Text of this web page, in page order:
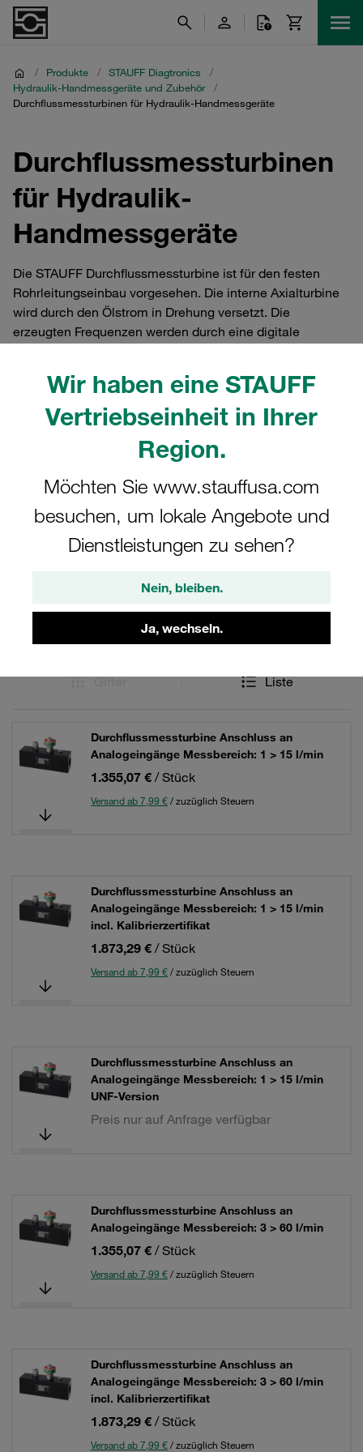
Wir haben eine STAUFF
Vertriebseinheit in Ihrer
Region.
Möchten Sie www.stauffusa.com
besuchen, um lokale Angebote und
Dienstleistungen zu sehen?
Nein, bleiben.
Ja, wechseln.
/ Produkte / STAUFF Diagtronics
/
Hydraulik-Handmessgeräte und Zubehör
/
Durchflussmessturbinen für Hydraulik-Handmessgeräte
Durchflussmessturbinen
für Hydraulik-
Handmessgeräte
Die STAUFF Durchflussmessturbine ist für den festen
Rohrleitungseinbau vorgesehen. Die interne Axialturbine
wird durch den Ölstrom in Drehung versetzt. Die
erzeugten Frequenzen werden durch eine digitale
Signalwandler wurde direkt in die Durchflussmessturbine
integriert. Dies ermöglicht eine noch einfachere
Handhabung. Die CAN-Durchflussmessturbine wurde
speziell für die CAN-Messgeräte entwickelt.
Gitter Liste
Durchflussmessturbine Anschluss an
Analogeingänge Messbereich: 1 > 15 l/min
1.355,07 € / Stück
Versand ab 7,99 €/ zuzüglich Steuern
Durchflussmessturbine Anschluss an
Analogeingänge Messbereich: 1 > 15 l/min
incl. Kalibrierzertifikat
1.873,29 € / Stück
Versand ab 7,99 €/ zuzüglich Steuern
Durchflussmessturbine Anschluss an
Analogeingänge Messbereich: 1 > 15 l/min
UNF-Version
Preis nur auf Anfrage verfügbar
Durchflussmessturbine Anschluss an
Analogeingänge Messbereich: 3 > 60 l/min
1.355,07 € / Stück
Versand ab 7,99 €/ zuzüglich Steuern
Durchflussmessturbine Anschluss an
Analogeingänge Messbereich: 3 > 60 l/min
incl. Kalibrierzertifikat
1.873,29 € / Stück
Versand ab 7,99 €/ zuzüglich Steuern